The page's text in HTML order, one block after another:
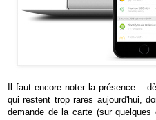
Il faut encore noter la présence –
qui restent trop rares aujourd'hui,
demande de la carte (sur